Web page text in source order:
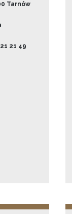
Tarnów
21 49